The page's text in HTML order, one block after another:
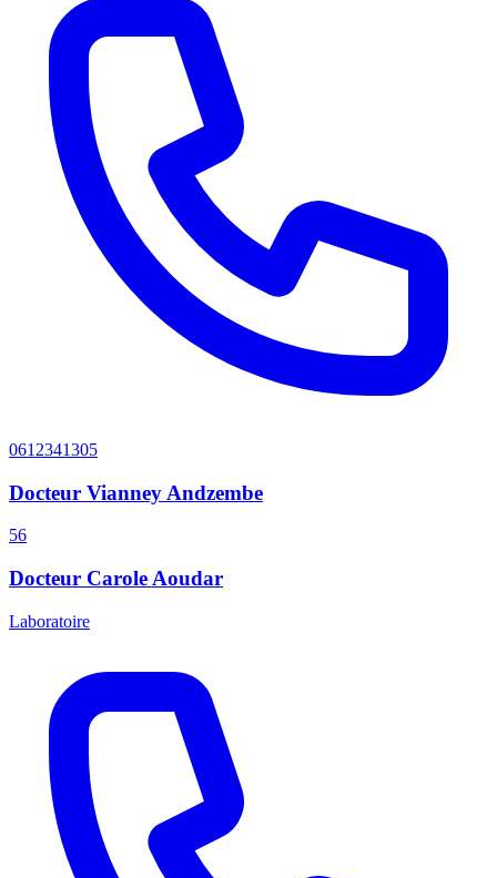
0612341305
Docteur Vianney Andzembe
56
Docteur Carole Aoudar
Laboratoire